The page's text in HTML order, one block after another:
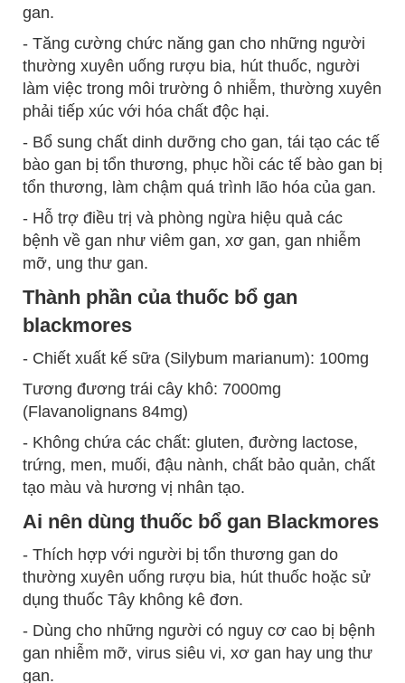
gan.
- Tăng cường chức năng gan cho những người
thường xuyên uống rượu bia, hút thuốc, người
làm việc trong môi trường ô nhiễm, thường xuyên
phải tiếp xúc với hóa chất độc hại.
- Bổ sung chất dinh dưỡng cho gan, tái tạo các tế
bào gan bị tổn thương, phục hồi các tế bào gan bị
tổn thương, làm chậm quá trình lão hóa của gan.
- Hỗ trợ điều trị và phòng ngừa hiệu quả các
bệnh về gan như viêm gan, xơ gan, gan nhiễm
mỡ, ung thư gan.
Thành phần của thuốc bổ gan
blackmores
- Chiết xuất kế sữa (Silybum marianum): 100mg
Tương đương trái cây khô: 7000mg
(Flavanolignans 84mg)
- Không chứa các chất: gluten, đường lactose,
trứng, men, muối, đậu nành, chất bảo quản, chất
tạo màu và hương vị nhân tạo.
Ai nên dùng thuốc bổ gan Blackmores
- Thích hợp với người bị tổn thương gan do
thường xuyên uống rượu bia, hút thuốc hoặc sử
dụng thuốc Tây không kê đơn.
- Dùng cho những người có nguy cơ cao bị bệnh
gan nhiễm mỡ, virus siêu vi, xơ gan hay ung thư
gan.